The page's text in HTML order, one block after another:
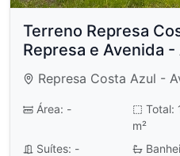
Terreno Represa
Represa e Avenida -
Represa Costa Azul -
Área: -
Total:
m²
Suítes: -